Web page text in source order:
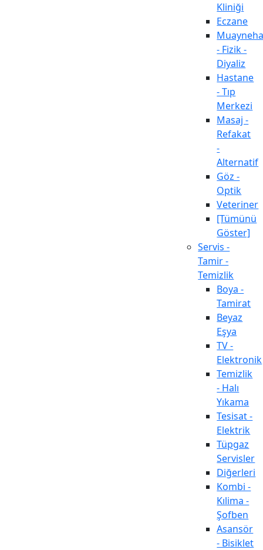
Kliniği
Eczane
- Fizik -
Diyaliz
Hastane
- Tıp
Merkezi
Masaj -
Refakat
-
Alternatif
Göz -
Optik
Veteriner
[Tümünü
Göster]
Servis -
Tamir -
Temizlik
Boya -
Tamirat
Beyaz
Eşya
TV -
Elektronik
Temizlik
- Halı
Yıkama
Tesisat -
Elektrik
Tüpgaz
Servisler
Diğerleri
Kombi -
Kılima -
Şofben
Asansör
- Bisiklet